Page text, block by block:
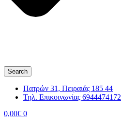
Search
Πατρών 31, Πειραιάς 185 44
Τηλ. Επικοινωνίας 6944474172
0,00€ 0